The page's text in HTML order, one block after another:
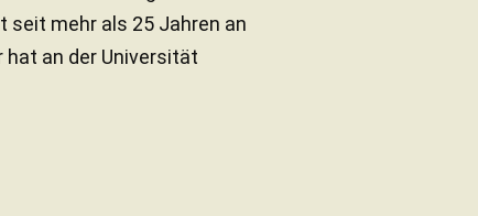
seit mehr als 25 Jahren an
hat an der Universität